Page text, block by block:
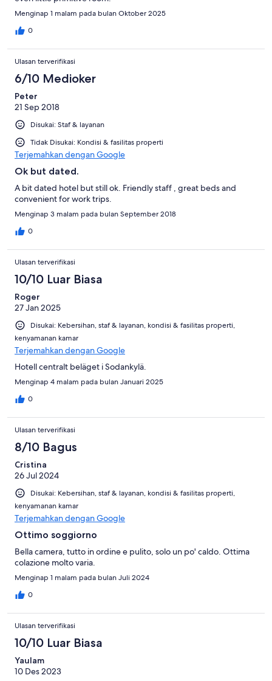
Menginap 1 malam pada bulan Oktober 2025
0
Ulasan terverifikasi
6/10 Medioker
Peter
21 Sep 2018
Disukai: Staf & layanan
Tidak Disukai: Kondisi & fasilitas properti
Terjemahkan dengan Google
Ok but dated.
A bit dated hotel but still ok. Friendly staff , great beds and
convenient for work trips.
Menginap 3 malam pada bulan September 2018
0
Ulasan terverifikasi
10/10 Luar Biasa
Roger
27 Jan 2025
Disukai: Kebersihan, staf & layanan, kondisi & fasilitas properti,
kenyamanan kamar
Terjemahkan dengan Google
Hotell centralt beläget i Sodankylä.
Menginap 4 malam pada bulan Januari 2025
0
Ulasan terverifikasi
8/10 Bagus
Cristina
26 Jul 2024
Disukai: Kebersihan, staf & layanan, kondisi & fasilitas properti,
kenyamanan kamar
Terjemahkan dengan Google
Ottimo soggiorno
Bella camera, tutto in ordine e pulito, solo un po' caldo. Ottima
colazione molto varia.
Menginap 1 malam pada bulan Juli 2024
0
Ulasan terverifikasi
10/10 Luar Biasa
Yaulam
10 Des 2023